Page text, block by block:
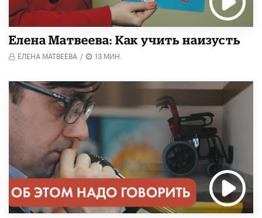
Елена Матвеева: Как учить наизусть
ЕЛЕНА МАТВЕЕВА / 13 МИН.